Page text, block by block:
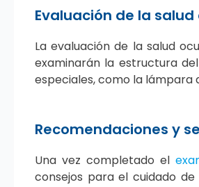
Evaluación de la salud
La evaluación de la salud
examinarán la estructura
especiales, como la lámpara
Recomendaciones y
Una vez completado el
consejos para el cuidado